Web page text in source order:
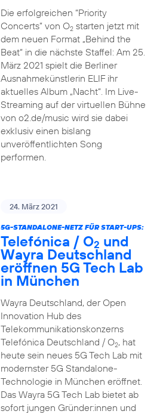
Die erfolgreichen “Priority
Concerts” von O2starten jetzt mit
dem neuen Format „Behind the
Beat“ in die nächste Staffel: Am 25.
März 2021 spielt die Berliner
Ausnahmekünstlerin ELIF ihr
aktuelles Album „Nacht“. Im Live-
Streaming auf der virtuellen Bühne
von o2.de/music wird sie dabei
exklusiv einen bislang
unveröffentlichten Song
performen.
24. März 2021
5G-STANDALONE-NETZ FÜR START-UPS:
Telefónica / O2 und
Wayra Deutschland
eröffnen 5G Tech Lab
in München
Wayra Deutschland, der Open
Innovation Hub des
Telekommunikationskonzerns
Telefónica Deutschland / O2, hat
heute sein neues 5G Tech Lab mit
modernster 5G Standalone-
Technologie in München eröffnet.
Das Wayra 5G Tech Lab bietet ab
sofort jungen Gründer:innen und